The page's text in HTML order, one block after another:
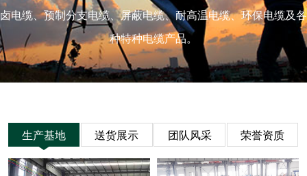
卤电缆、预制分支电缆、屏蔽电缆、耐高温电缆、环保电缆及各
种特种电缆产品。
生产基地 送货展示 团队风采 荣誉资质